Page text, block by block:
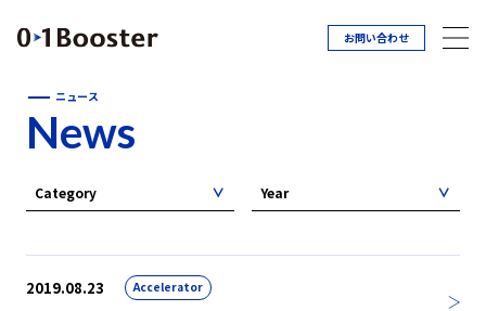
お問い合わせ
ニュース
News
Category Year
2019.08.23 Accelerator